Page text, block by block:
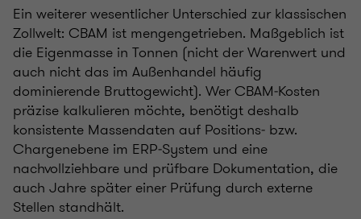
Ein weiterer wesentlicher Unterschied zur klassischen
Zollwelt: CBAM ist mengengetrieben. Maßgeblich ist
die Eigenmasse in Tonnen (nicht der Warenwert und
auch nicht das im Außenhandel häufig
dominierende Bruttogewicht). Wer CBAM‑Kosten
präzise kalkulieren möchte, benötigt deshalb
konsistente Massendaten auf Positions‑ bzw.
Chargenebene im ERP‑System und eine
nachvollziehbare und prüfbare Dokumentation, die
auch Jahre später einer Prüfung durch externe
Stellen standhält.